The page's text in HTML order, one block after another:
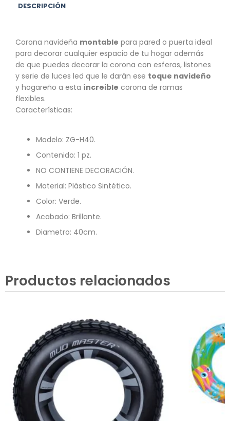
DESCRIPCIÓN
Corona navideña montable para pared o puerta ideal
para decorar cualquier espacio de tu hogar además
de que puedes decorar la corona con esferas, listones
y serie de luces led que le darán ese toque navideño
y hogareño a esta íncreible corona de ramas
flexibles.
Características:
Modelo: ZG-H40.
Contenido: 1 pz.
NO CONTIENE DECORACIÓN.
Material: Plástico Sintético.
Color: Verde.
Acabado: Brillante.
Diametro: 40cm.
Productos relacionados